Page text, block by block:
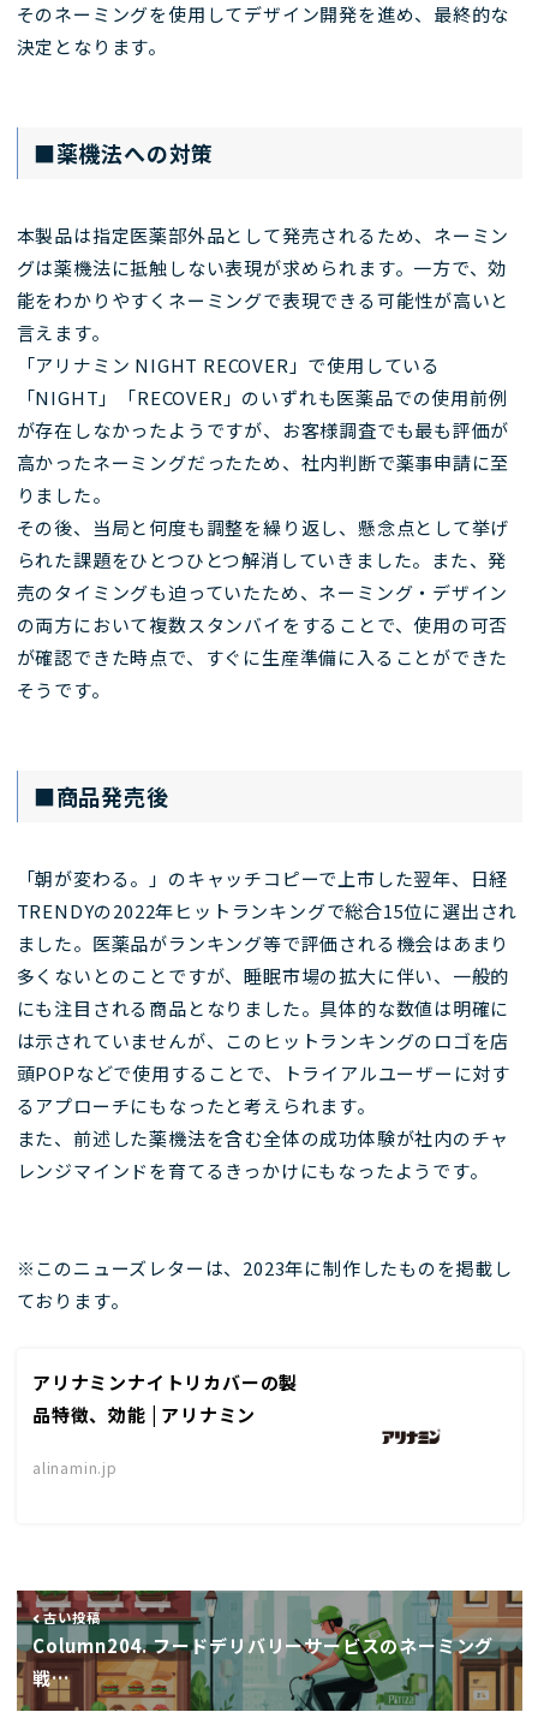
そのネーミングを使用してデザイン開発を進め、最終的な
決定となります。
■薬機法への対策
本製品は指定医薬部外品として発売されるため、ネーミン
グは薬機法に抵触しない表現が求められます。一方で、効
能をわかりやすくネーミングで表現できる可能性が高いと
言えます。
「アリナミン NIGHT RECOVER」で使用している
「NIGHT」「RECOVER」のいずれも医薬品での使用前例
が存在しなかったようですが、お客様調査でも最も評価が
高かったネーミングだったため、社内判断で薬事申請に至
りました。
その後、当局と何度も調整を繰り返し、懸念点として挙げ
られた課題をひとつひとつ解消していきました。また、発
売のタイミングも迫っていたため、ネーミング・デザイン
の両方において複数スタンバイをすることで、使用の可否
が確認できた時点で、すぐに生産準備に入ることができた
そうです。
■商品発売後
「朝が変わる。」のキャッチコピーで上市した翌年、日経
TRENDYの2022年ヒットランキングで総合15位に選出され
ました。医薬品がランキング等で評価される機会はあまり
多くないとのことですが、睡眠市場の拡大に伴い、一般的
にも注目される商品となりました。具体的な数値は明確に
は示されていませんが、このヒットランキングのロゴを店
頭POPなどで使用することで、トライアルユーザーに対す
るアプローチにもなったと考えられます。
また、前述した薬機法を含む全体の成功体験が社内のチャ
レンジマインドを育てるきっかけにもなったようです。
※このニューズレターは、2023年に制作したものを掲載し
ております。
アリナミンナイトリカバーの製
品特徴、効能 | アリナミン
alinamin.jp
古い投稿
Column204. フードデリバリーサービスのネーミング
戦…